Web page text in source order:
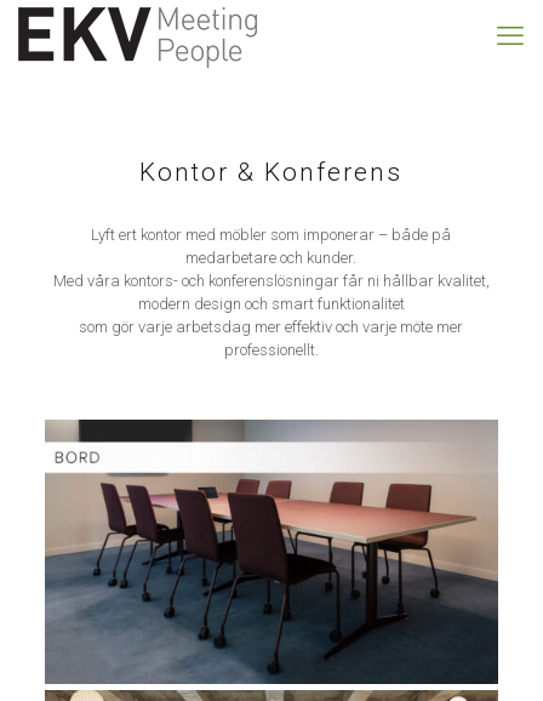
Kontor & Konferens
Lyft ert kontor med möbler som imponerar – både på
medarbetare och kunder.
Med våra kontors- och konferenslösningar får ni hållbar kvalitet,
modern design och smart funktionalitet
som gör varje arbetsdag mer effektiv och varje möte mer
professionellt.